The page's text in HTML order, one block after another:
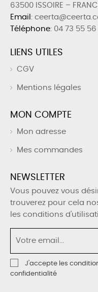
63500 ISSOIRE –
Email :
Téléphone: 04 73 55 56
LIENS UTILES
CGV
Mentions légales
MON COMPTE
Mon adresse
Mes commandes
NEWSLETTER
Vous pouvez vous
trouverez pour cela
les conditions
J'accepte les
confidentialité